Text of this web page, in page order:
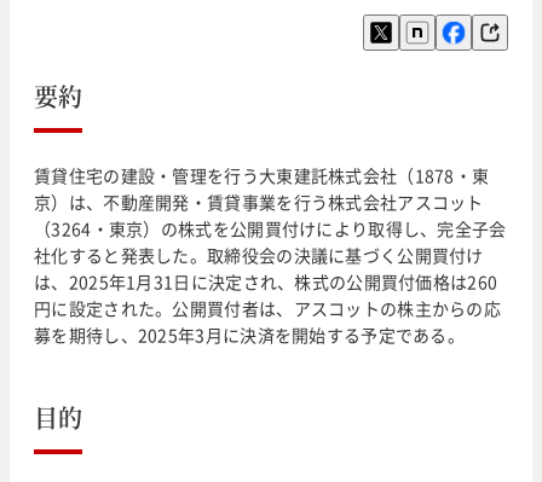
要約
賃貸住宅の建設・管理を行う大東建託株式会社（1878・東
京）は、不動産開発・賃貸事業を行う株式会社アスコット
（3264・東京）の株式を公開買付けにより取得し、完全子会
社化すると発表した。取締役会の決議に基づく公開買付け
は、2025年1月31日に決定され、株式の公開買付価格は260
円に設定された。公開買付者は、アスコットの株主からの応
募を期待し、2025年3月に決済を開始する予定である。
目的